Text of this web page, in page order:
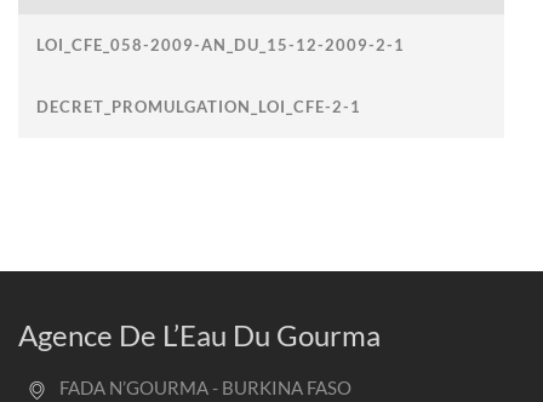
LOI_CFE_058-2009-AN_DU_15-12-2009-2-1
DECRET_PROMULGATION_LOI_CFE-2-1
Agence De L’Eau Du Gourma
FADA N’GOURMA - BURKINA FASO